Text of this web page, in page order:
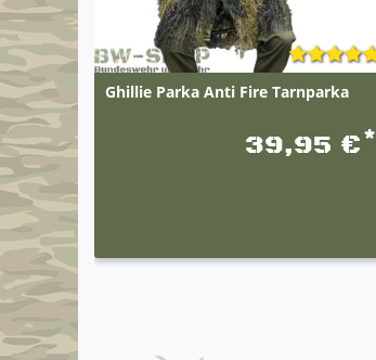
Ghillie Parka Anti Fire Tarnparka
39,95 €*